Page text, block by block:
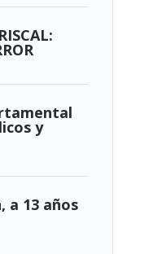
y
a 13 años